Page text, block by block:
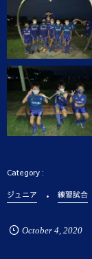
ジュニア 練習試合
October 4, 2020